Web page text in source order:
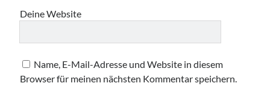
Deine Website
Name, E-Mail-Adresse und Website in diesem
Browser für meinen nächsten Kommentar speichern.